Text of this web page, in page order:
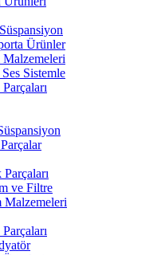
Ürünler
Sistemle
ve Filtre
Malzemeleri